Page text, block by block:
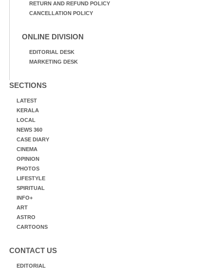
RETURN AND REFUND POLICY
CANCELLATION POLICY
ONLINE DIVISION
EDITORIAL DESK
MARKETING DESK
SECTIONS
LATEST
KERALA
LOCAL
NEWS 360
CASE DIARY
CINEMA
OPINION
PHOTOS
LIFESTYLE
SPIRITUAL
INFO+
ART
ASTRO
CARTOONS
CONTACT US
EDITORIAL